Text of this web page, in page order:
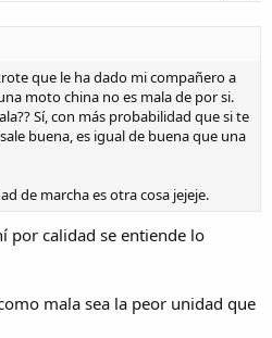
que le ha dado mi compañero a
moto china no es mala de por si.
Sí, con más probabilidad que si te
buena, es igual de buena que una
de marcha es otra cosa jejeje.
por calidad se entiende lo
mala sea la peor unidad que